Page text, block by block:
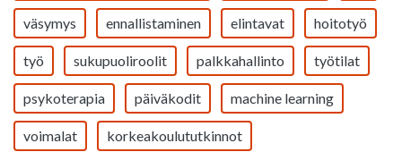
väsymys ennallistaminen elintavat hoitotyö
työ sukupuoliroolit palkkahallinto työtilat
psykoterapia päiväkodit machine learning
voimalat korkeakoulututkinnot